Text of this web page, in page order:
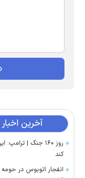
آخرین اخبار
روز ۱۶۰ جنگ |
کند